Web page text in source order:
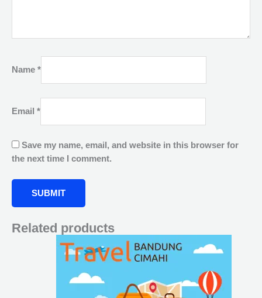
Name *
Email *
Save my name, email, and website in this browser for
the next time I comment.
Related products